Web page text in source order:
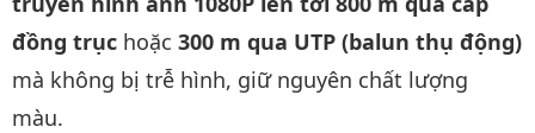
đồng trục hoặc 300 m qua UTP (balun thụ động)
mà không bị trễ hình, giữ nguyên chất lượng
màu.